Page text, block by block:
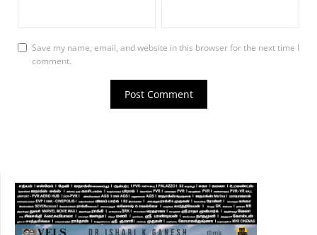
Save my name, email, and website in this browser for the next time I
comment.